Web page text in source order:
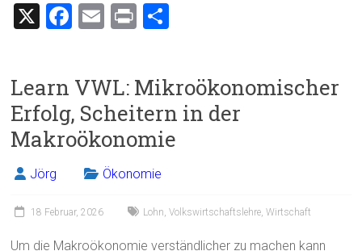
X
F
b
o
ok
E
l
Pr
n
Learn VWL: Mikroökonomischer
Erfolg, Scheitern in der
Makroökonomie
Jörg Ökonomie
18 Februar, 2026 Lohn,Volkswirtschaftslehre,Wirtschaft
Um die Makroökonomie verständlicher zu machen kann